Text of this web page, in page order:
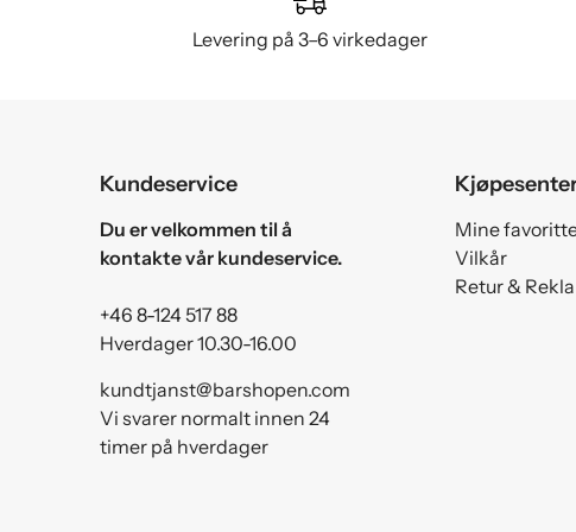
Levering på 3–6 virkedager
Kundeservice
Du er velkommen til å
kontakte vår kundeservice.
+46 8-124 517 88
Hverdager 10.30-16.00
kundtjanst@barshopen.com
Vi svarer normalt innen 24
timer på hverdager
Mine
Vilkår
Retur &